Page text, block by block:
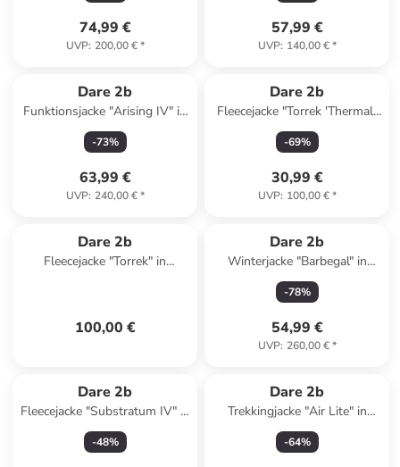
74,99 €
UVP: 200,00 €*
57,99 €
UVP: 140,00 €*
Dare 2b
Funktionsjacke "Arising IV" in
Terrakotta
-73%
63,99 €
UVP: 240,00 €*
Dare 2b
Fleecejacke "Torrek 'Thermal"
in Anthrazit
-69%
30,99 €
UVP: 100,00 €*
Dare 2b
Fleecejacke "Torrek" in
100,00 €
Dare 2b
Winterjacke "Barbegal" in
Schwarz/ Rot/ Khaki
-78%
54,99 €
UVP: 260,00 €*
Dare 2b
Fleecejacke "Substratum IV" in
Dunkelblau
-48%
Dare 2b
Trekkingjacke "Air Lite" in
Graublau
-64%